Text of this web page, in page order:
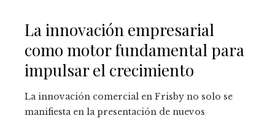
La innovación empresarial
como motor fundamental para
impulsar el crecimiento
La innovación comercial en Frisby no solo se
manifiesta en la presentación de nuevos